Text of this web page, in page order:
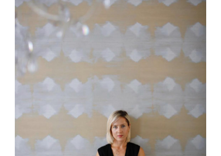
Larger